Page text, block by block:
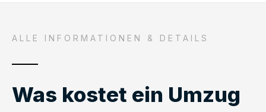
ALLE INFORMATIONEN & DETAILS
Was kostet ein Umzug